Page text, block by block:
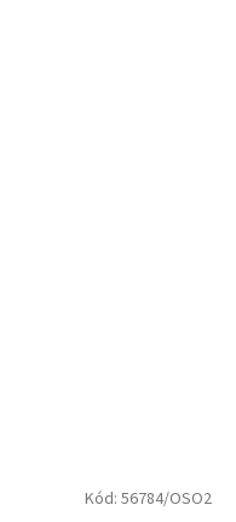
Kód: 56784/OSO2